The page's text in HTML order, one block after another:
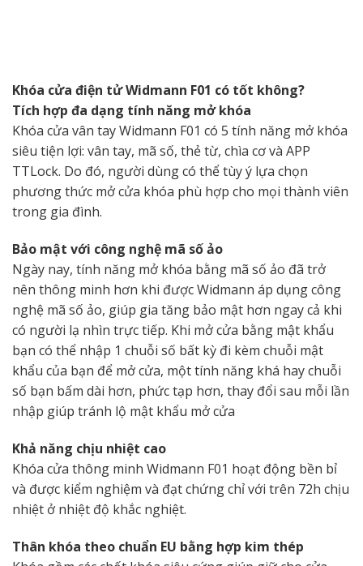
Khóa cửa điện tử Widmann F01 có tốt không?
Tích hợp đa dạng tính năng mở khóa
Khóa cửa vân tay Widmann F01 có 5 tính năng mở khóa
siêu tiện lợi: vân tay, mã số, thẻ từ, chìa cơ và APP
TTLock. Do đó, người dùng có thể tùy ý lựa chọn
phương thức mở cửa khóa phù hợp cho mọi thành viên
trong gia đình.
Bảo mật với công nghệ mã số ảo
Ngày nay, tính năng mở khóa bằng mã số ảo đã trở
nên thông minh hơn khi được Widmann áp dụng công
nghệ mã số ảo, giúp gia tăng bảo mật hơn ngay cả khi
có người lạ nhìn trực tiếp. Khi mở cửa bằng mật khẩu
bạn có thể nhập 1 chuỗi số bất kỳ đi kèm chuỗi mật
khẩu của bạn để mở cửa, một tính năng khá hay chuỗi
số bạn bấm dài hơn, phức tạp hơn, thay đổi sau mỗi lần
nhập giúp tránh lộ mật khẩu mở cửa
Khả năng chịu nhiệt cao
Khóa cửa thông minh Widmann F01 hoạt động bền bỉ
và được kiểm nghiệm và đạt chứng chỉ với trên 72h chịu
nhiệt ở nhiệt độ khắc nghiệt.
Thân khóa theo chuẩn EU bằng hợp kim thép